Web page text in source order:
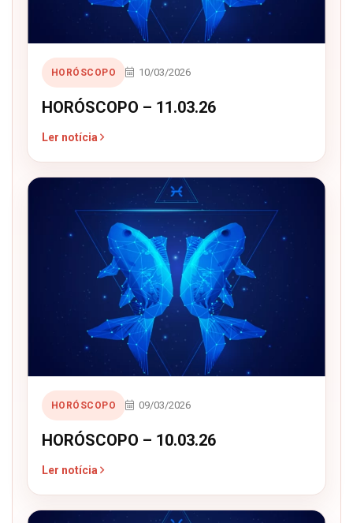
HORÓSCOPO 10/03/2026
HORÓSCOPO – 11.03.26
Ler notícia
HORÓSCOPO 09/03/2026
HORÓSCOPO – 10.03.26
Ler notícia